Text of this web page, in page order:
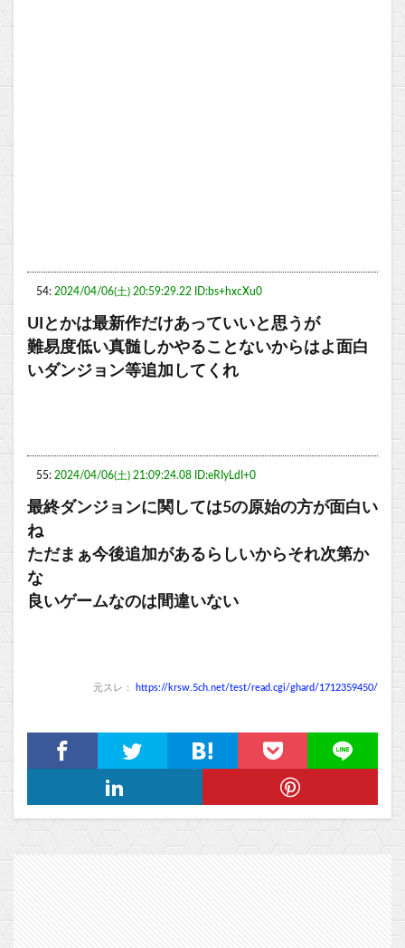
54: 2024/04/06(土) 20:59:29.22 ID:bs+hxcXu0
UIとかは最新作だけあっていいと思うが
難易度低い真髄しかやることないからはよ面白
いダンジョン等追加してくれ
55: 2024/04/06(土) 21:09:24.08 ID:eRIyLdI+0
最終ダンジョンに関しては5の原始の方が面白い
ね
ただまぁ今後追加があるらしいからそれ次第か
な
良いゲームなのは間違いない
元スレ： https://krsw.5ch.net/test/read.cgi/ghard/1712359450/